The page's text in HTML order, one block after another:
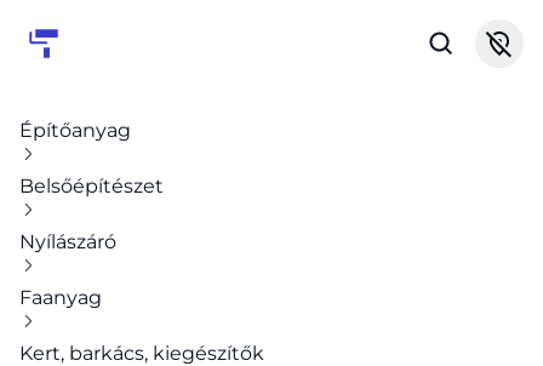
Építőanyag
Belsőépítészet
Nyílászáró
Faanyag
Kert, barkács, kiegészítők